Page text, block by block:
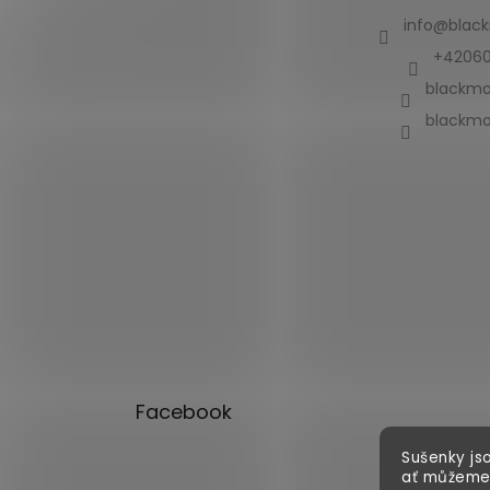
Sušenky
ať
info@
Facebook